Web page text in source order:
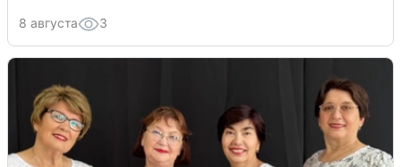
8 августа 3